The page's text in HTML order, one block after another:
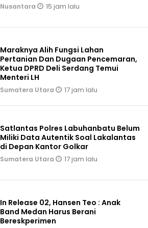
Nusantara 15 jam lalu
Maraknya Alih Fungsi Lahan
Pertanian Dan Dugaan Pencemaran,
Ketua DPRD Deli Serdang Temui
Menteri LH
Sumatera Utara 17 jam lalu
Satlantas Polres Labuhanbatu Belum
Miliki Data Autentik Soal Lakalantas
di Depan Kantor Golkar
Sumatera Utara 17 jam lalu
In Release 02, Hansen Teo : Anak
Band Medan Harus Berani
Bereskperimen